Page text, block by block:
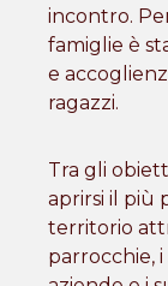
incontro.
famiglie è
e
ragazzi.
Tra gli
aprirsi il più
territorio
parrocchie, i